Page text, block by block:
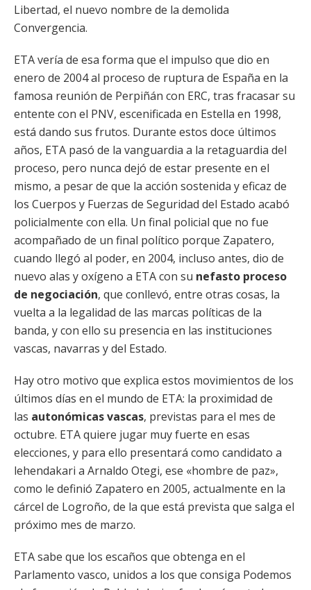
Libertad, el nuevo nombre de la demolida
Convergencia.
ETA vería de esa forma que el impulso que dio en
enero de 2004 al proceso de ruptura de España en la
famosa reunión de Perpiñán con ERC, tras fracasar su
entente con el PNV, escenificada en Estella en 1998,
está dando sus frutos. Durante estos doce últimos
años, ETA pasó de la vanguardia a la retaguardia del
proceso, pero nunca dejó de estar presente en el
mismo, a pesar de que la acción sostenida y eficaz de
los Cuerpos y Fuerzas de Seguridad del Estado acabó
policialmente con ella. Un final policial que no fue
acompañado de un final político porque Zapatero,
cuando llegó al poder, en 2004, incluso antes, dio de
nuevo alas y oxígeno a ETA con su nefasto proceso
de negociación, que conllevó, entre otras cosas, la
vuelta a la legalidad de las marcas políticas de la
banda, y con ello su presencia en las instituciones
vascas, navarras y del Estado.
Hay otro motivo que explica estos movimientos de los
últimos días en el mundo de ETA: la proximidad de
las autonómicas vascas, previstas para el mes de
octubre. ETA quiere jugar muy fuerte en esas
elecciones, y para ello presentará como candidato a
lehendakari a Arnaldo Otegi, ese «hombre de paz»,
como le definió Zapatero en 2005, actualmente en la
cárcel de Logroño, de la que está prevista que salga el
próximo mes de marzo.
ETA sabe que los escaños que obtenga en el
Parlamento vasco, unidos a los que consiga Podemos